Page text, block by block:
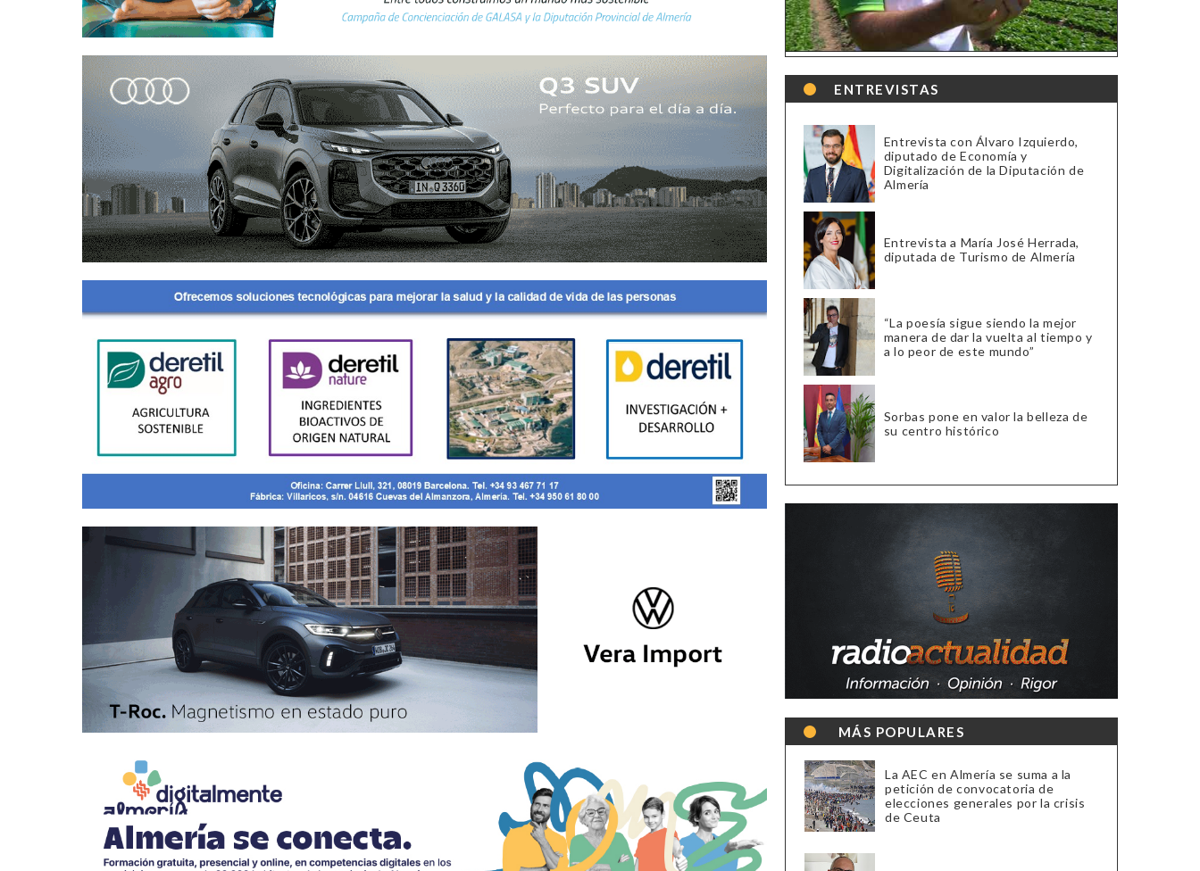
ENTREVISTAS
Entrevista con Álvaro Izquierdo,
diputado de Economía y
Digitalización de la Diputación de
Almería
Entrevista a María José Herrada,
diputada de Turismo de Almería
“La poesía sigue siendo la mejor
manera de dar la vuelta al tiempo y
a lo peor de este mundo”
Sorbas pone en valor la belleza de
su centro histórico
MÁS POPULARES
La AEC en Almería se suma a la
petición de convocatoria de
elecciones generales por la crisis
de Ceuta